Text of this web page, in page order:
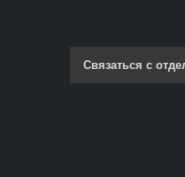
Связаться с